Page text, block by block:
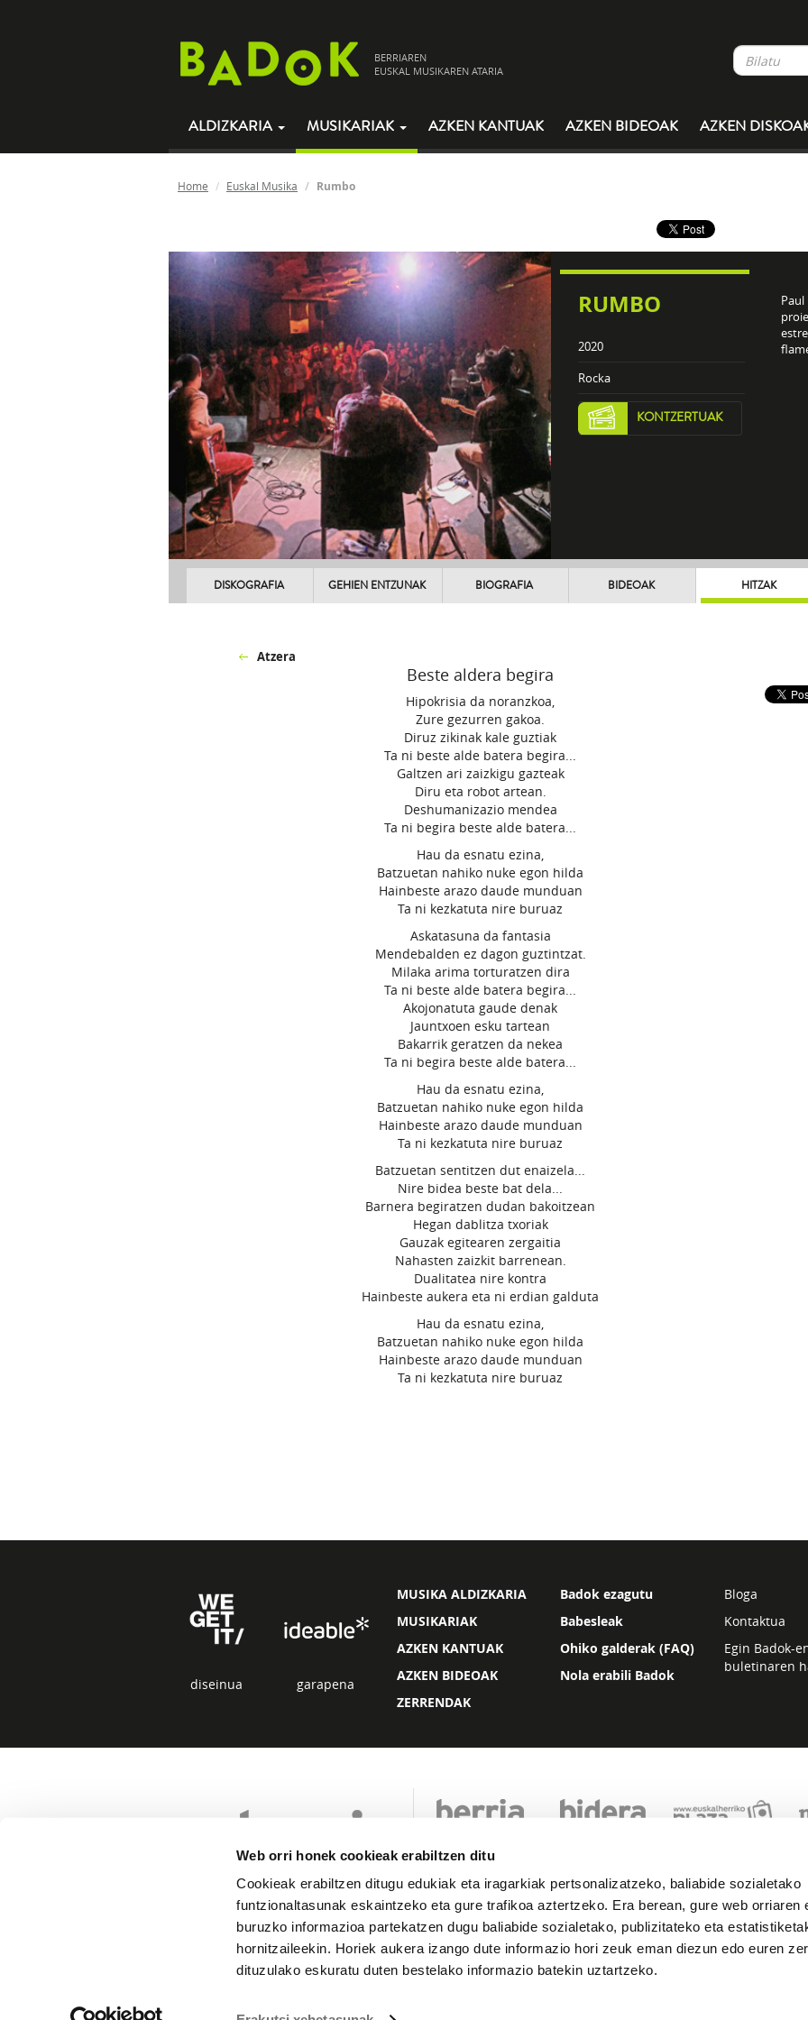
Web orri honek cookieak erabiltzen ditu
Cookieak erabiltzen ditugu edukiak eta iragarkiak pertsonalizatzeko, baliabide sozialetako
funtzionaltasunak eskaintzeko eta gure trafikoa aztertzeko. Era berean, gure web orriaren
buruzko informazioa partekatzen dugu baliabide sozialetako, publizitateko eta
hornitzaileekin. Horiek aukera izango dute informazio hori zeuk eman diezun edo euren
dituzulako eskuratu duten bestelako informazio batekin uztartzeko.
BERRIAREN
EUSKAL MUSIKAREN ATARIA
ALDIZKARIA MUSIKARIAK AZKEN KANTUAK AZKEN BIDEOAK AZKEN
Home Euskal Musika Rumbo
RUMBO
2020
Rocka
KONTZERTUAK
DISKOGRAFIA GEHIEN ENTZUNAK BIOGRAFIA BIDEOAK HITZAK
Atzera
Beste aldera begira
Hipokrisia da noranzkoa,
Zure gezurren gakoa.
Diruz zikinak kale guztiak
Ta ni beste alde batera begira...
Galtzen ari zaizkigu gazteak
Diru eta robot artean.
Deshumanizazio mendea
Ta ni begira beste alde batera...
Hau da esnatu ezina,
Batzuetan nahiko nuke egon hilda
Hainbeste arazo daude munduan
Ta ni kezkatuta nire buruaz
Askatasuna da fantasia
Mendebalden ez dagon guztintzat.
Milaka arima torturatzen dira
Ta ni beste alde batera begira...
Akojonatuta gaude denak
Jauntxoen esku tartean
Bakarrik geratzen da nekea
Ta ni begira beste alde batera...
Hau da esnatu ezina,
Batzuetan nahiko nuke egon hilda
Hainbeste arazo daude munduan
Ta ni kezkatuta nire buruaz
Batzuetan sentitzen dut enaizela...
Nire bidea beste bat dela...
Barnera begiratzen dudan bakoitzean
Hegan dablitza txoriak
Gauzak egitearen zergaitia
Nahasten zaizkit barrenean.
Dualitatea nire kontra
Hainbeste aukera eta ni erdian galduta
Hau da esnatu ezina,
Batzuetan nahiko nuke egon hilda
Hainbeste arazo daude munduan
Ta ni kezkatuta nire buruaz
diseinua garapena
MUSIKA ALDIZKARIA
MUSIKARIAK
AZKEN KANTUAK
AZKEN BIDEOAK
ZERRENDAK
Badok ezagutu
Babesleak
Ohiko galderak (FAQ)
Nola erabili Badok
Bloga
Kontaktua
Egin Badok-
buletinaren
Lege oharra Pribatutasuna Cookie politika